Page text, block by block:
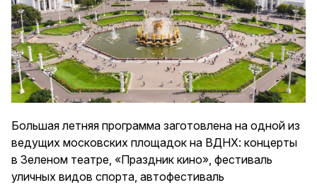
Большая летняя программа заготовлена на одной из
ведущих московских площадок на ВДНХ: концерты
в Зеленом театре, «Праздник кино», фестиваль
уличных видов спорта, автофестиваль